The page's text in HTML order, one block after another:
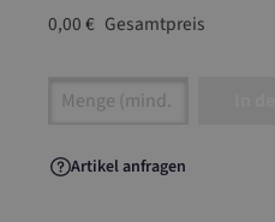
0,00 € Gesamtpreis
Artikel Anzahl: Gib
Artikel anfragen